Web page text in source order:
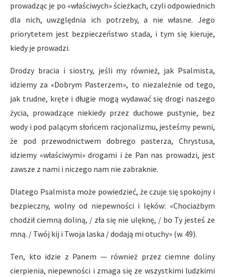
prowadząc je po «właściwych» ścieżkach, czyli odpowiednich
dla nich, uwzględnia ich potrzeby, a nie własne. Jego
priorytetem jest bezpieczeństwo stada, i tym się kieruje,
kiedy je prowadzi.
Drodzy bracia i siostry, jeśli my również, jak Psalmista,
idziemy za «Dobrym Pasterzem», to niezależnie od tego,
jak trudne, kręte i długie mogą wydawać się drogi naszego
życia, prowadzące niekiedy przez duchowe pustynie, bez
wody i pod palącym słońcem racjonalizmu, jesteśmy pewni,
że pod przewodnictwem dobrego pasterza, Chrystusa,
idziemy «właściwymi» drogami i że Pan nas prowadzi, jest
zawsze z nami i niczego nam nie zabraknie.
Dlatego Psalmista może powiedzieć, że czuje się spokojny i
bezpieczny, wolny od niepewności i lęków: «Chociażbym
chodził ciemną doliną, / zła się nie ulęknę, / bo Ty jesteś ze
mną. / Twój kij i Twoja laska / dodają mi otuchy» (w. 49).
Ten, kto idzie z Panem — również przez ciemne doliny
cierpienia, niepewności i zmaga się ze wszystkimi ludzkimi